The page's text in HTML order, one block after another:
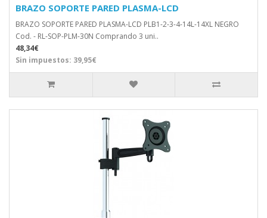
BRAZO SOPORTE PARED PLASMA-LCD
BRAZO SOPORTE PARED PLASMA-LCD PLB1-2-3-4-14L-14XL NEGRO
Cod. - RL-SOP-PLM-30N Comprando 3 uni..
48,34€
Sin impuestos: 39,95€